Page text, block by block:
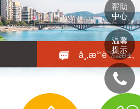
å¸‚æ°‘è¯‰æ±‚
帮助
中心
温馨
提示